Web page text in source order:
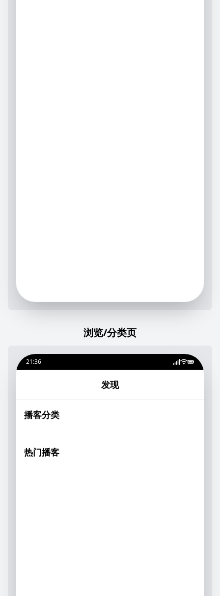
浏览/分类页
21:36
发现
播客分类
热门播客